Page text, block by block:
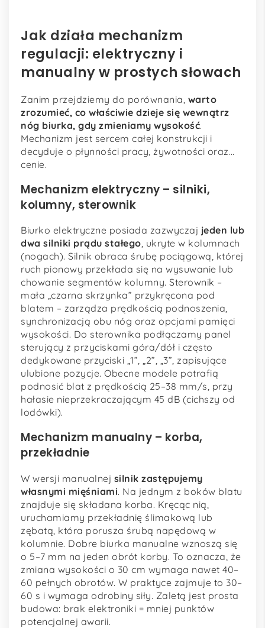
Jak działa mechanizm
regulacji: elektryczny i
manualny w prostych słowach
Zanim przejdziemy do porównania, warto
zrozumieć, co właściwie dzieje się wewnątrz
nóg biurka, gdy zmieniamy wysokość.
Mechanizm jest sercem całej konstrukcji i
decyduje o płynności pracy, żywotności oraz…
cenie.
Mechanizm elektryczny – silniki,
kolumny, sterownik
Biurko elektryczne posiada zazwyczaj jeden lub
dwa silniki prądu stałego, ukryte w kolumnach
(nogach). Silnik obraca śrubę pociągową, której
ruch pionowy przekłada się na wysuwanie lub
chowanie segmentów kolumny. Sterownik –
mała „czarna skrzynka” przykręcona pod
blatem – zarządza prędkością podnoszenia,
synchronizacją obu nóg oraz opcjami pamięci
wysokości. Do sterownika podłączamy panel
sterujący z przyciskami góra/dół i często
dedykowane przyciski „1”, „2”, „3”, zapisujące
ulubione pozycje. Obecne modele potrafią
podnosić blat z prędkością 25–38 mm/s, przy
hałasie nieprzekraczającym 45 dB (cichszy od
lodówki).
Mechanizm manualny – korba,
przekładnie
W wersji manualnej silnik zastępujemy
własnymi mięśniami. Na jednym z boków blatu
znajduje się składana korba. Kręcąc nią,
uruchamiamy przekładnię ślimakową lub
zębatą, która porusza śrubą napędową w
kolumnie. Dobre biurka manualne wznoszą się
o 5–7 mm na jeden obrót korby. To oznacza, że
zmiana wysokości o 30 cm wymaga nawet 40–
60 pełnych obrotów. W praktyce zajmuje to 30–
60 s i wymaga odrobiny siły. Zaletą jest prosta
budowa: brak elektroniki = mniej punktów
potencjalnej awarii.